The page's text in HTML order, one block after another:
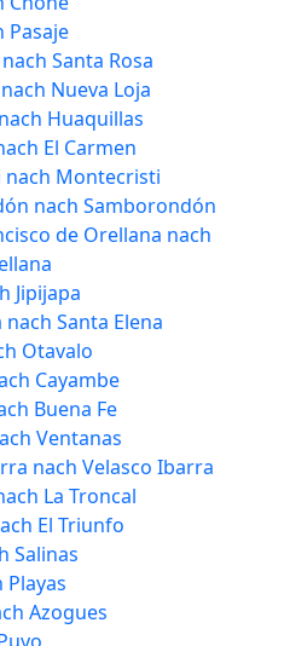
Pasaje
Santa Rosa
Nueva Loja
Huaquillas
El Carmen
Montecristi
nach Samborondón
de Orellana nach
Jipijapa
Santa Elena
Otavalo
Cayambe
Buena Fe
Ventanas
nach Velasco Ibarra
La Troncal
El Triunfo
Salinas
Playas
Azogues